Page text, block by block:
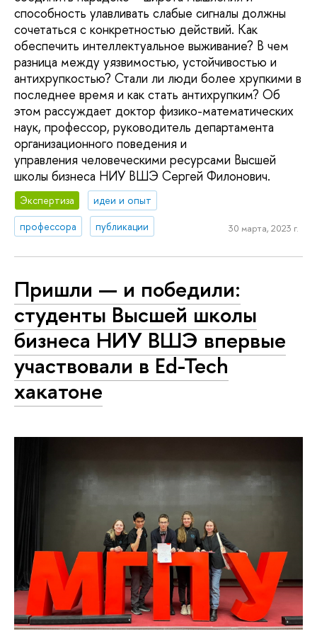
способность улавливать слабые сигналы должны
сочетаться с конкретностью действий. Как
обеспечить интеллектуальное выживание? В чем
разница между уязвимостью, устойчивостью и
антихрупкостью? Стали ли люди более хрупкими в
последнее время и как стать антихрупким? Об
этом рассуждает доктор физико-математических
наук, профессор, руководитель департамента
организационного поведения и
управления человеческими ресурсами Высшей
школы бизнеса НИУ ВШЭ Сергей Филонович.
Экспертиза
идеи и опыт
профессора
публикации 30 марта, 2023 г.
Пришли — и победили:
студенты Высшей школы
бизнеса НИУ ВШЭ впервые
участвовали в Ed-Tech
хакатоне